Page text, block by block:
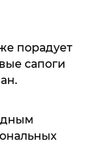
порадует
сапоги